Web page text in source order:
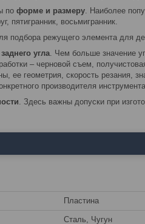
по форме и размеру . Наиболее
пятигранник, восьмигранник.
подбора режущего элемента для
угла . Чем больше значение
– черновой съем,
ее геометрия, скорость резания,
производителя инструмента.
. Здесь важны допуски при
Пластина
Сталь, Чугун